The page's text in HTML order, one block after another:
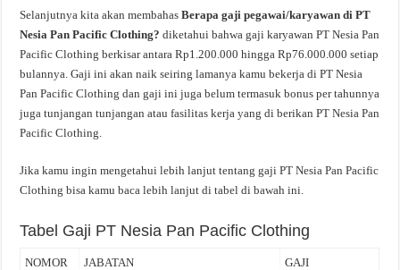
Selanjutnya kita akan membahasBerapa gaji pegawai/karyawan di PT
Nesia Pan Pacific Clothing?diketahui bahwa gaji karyawan PT Nesia Pan
Pacific Clothing berkisar antara Rp1.200.000 hingga Rp76.000.000 setiap
bulannya. Gaji ini akan naik seiring lamanya kamu bekerja di PT Nesia
Pan Pacific Clothing dan gaji ini juga belum termasuk bonus per tahunnya
juga tunjangan tunjangan atau fasilitas kerja yang di berikan PT Nesia Pan
Pacific Clothing.
Jika kamu ingin mengetahui lebih lanjut tentang gaji PT Nesia Pan Pacific
Clothing bisa kamu baca lebih lanjut di tabel di bawah ini.
Tabel Gaji PT Nesia Pan Pacific Clothing
NOMOR JABATAN GAJI